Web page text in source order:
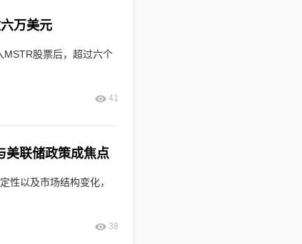
万美元
股票后，超过六个
41
美联储政策成焦点
性以及市场结构变化，
38